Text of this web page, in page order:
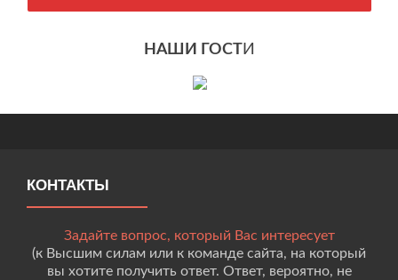
НАШИ ГОСТИ
КОНТАКТЫ
Задайте вопрос, который Вас интересует
(к Высшим силам или к команде сайта, на который
вы хотите получить ответ. Ответ, вероятно, не